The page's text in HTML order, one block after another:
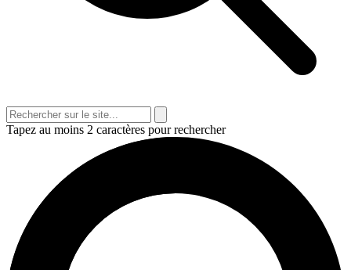
Tapez au moins 2 caractères pour rechercher